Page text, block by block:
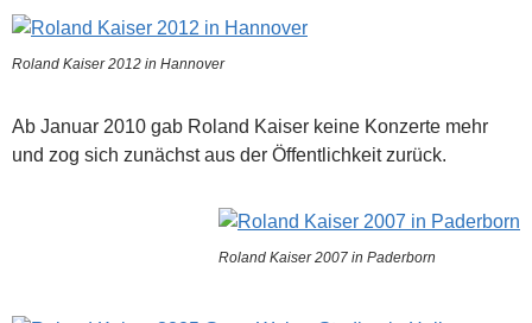
Roland Kaiser 2012 in Hannover
Ab Januar 2010 gab Roland Kaiser keine Konzerte mehr
und zog sich zunächst aus der Öffentlichkeit zurück.
Roland Kaiser 2007 in Paderborn